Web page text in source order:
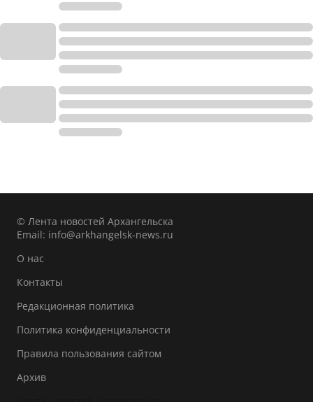
© Лента новостей Архангельска
Email: info@arkhangelsk-news.ru
О нас
Контакты
Редакционная политика
Политика конфиденциальности
Правила пользования сайтом
Архив